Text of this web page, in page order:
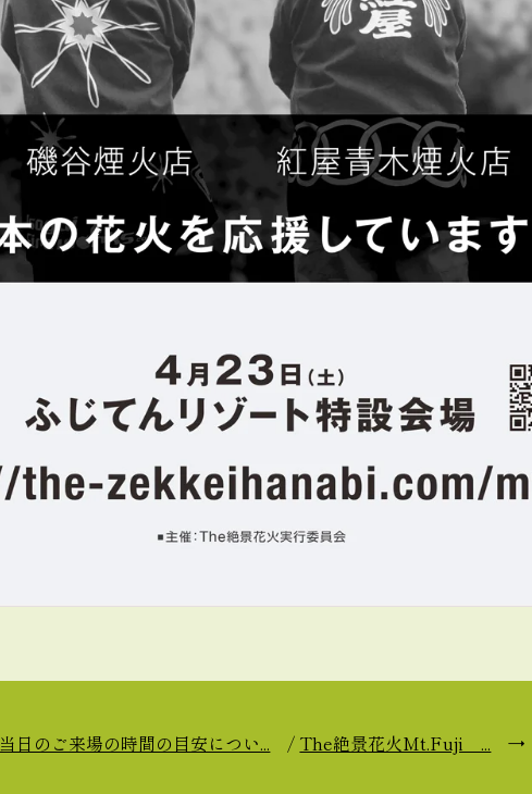
当日のご来場の時間の目安につい... / The絶景花火Mt.Fuji ... →